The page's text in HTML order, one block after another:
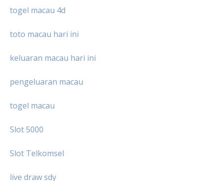
togel macau 4d
toto macau hari ini
keluaran macau hari ini
pengeluaran macau
togel macau
Slot 5000
Slot Telkomsel
live draw sdy